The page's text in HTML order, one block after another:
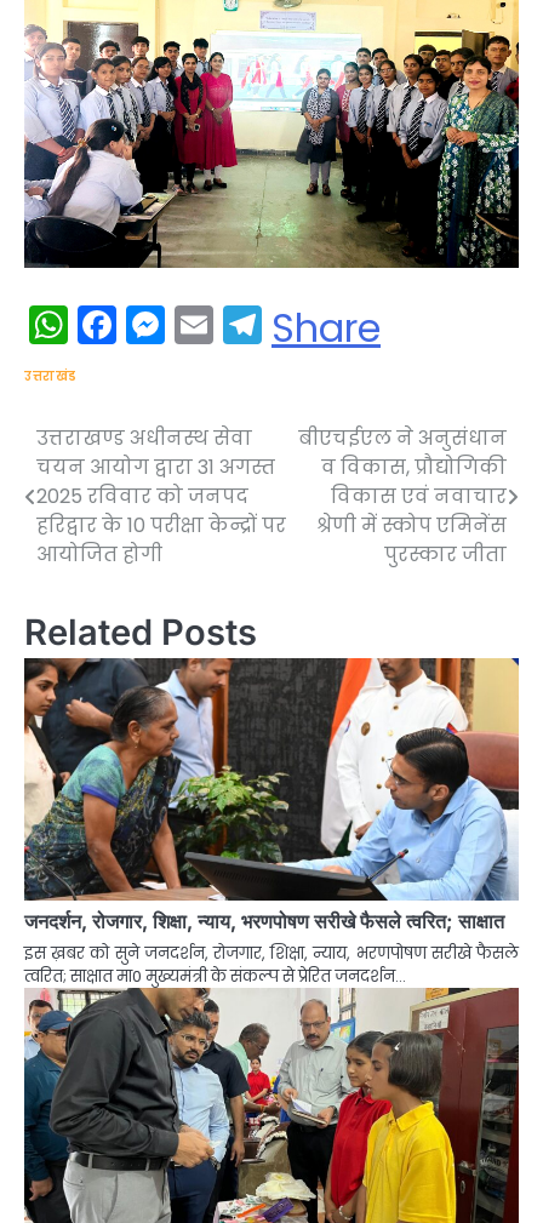
WhatsApp
Facebook
Messenger
EmailTelegram
Share
उत्तराखंड
Post
navigation
उत्तराखण्ड अधीनस्थ सेवा
चयन आयोग द्वारा 31 अगस्त
2025 रविवार को जनपद
हरिद्वार के 10 परीक्षा केन्द्रों पर
आयोजित होगी
बीएचईएल ने अनुसंधान
व विकास, प्रौद्योगिकी
विकास एवं नवाचार
श्रेणी में स्कोप एमिनेंस
पुरस्कार जीता
Related Posts
जनदर्शन, रोजगार, शिक्षा, न्याय, भरणपोषण सरीखे फैसले त्वरित; साक्षात
इस ख़बर को सुने जनदर्शन, रोजगार, शिक्षा, न्याय, भरणपोषण सरीखे फैसले
त्वरित; साक्षात मा0 मुख्यमंत्री के संकल्प से प्रेरित जनदर्शन…